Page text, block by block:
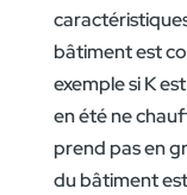
bâtiment est
exemple si K
en été ne
prend pas en
du bâtiment